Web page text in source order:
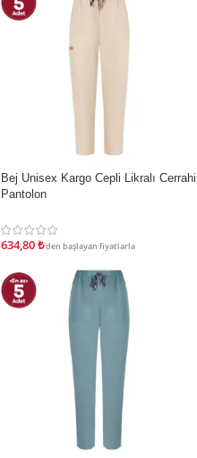
İNDIRIM
Bej Unisex Kargo Cepli Likralı Cerrahi
Pantolon
634,80₺'den başlayan fiyatlarla